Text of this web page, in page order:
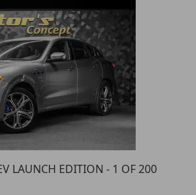
LAUNCH EDITION - 1 OF 200